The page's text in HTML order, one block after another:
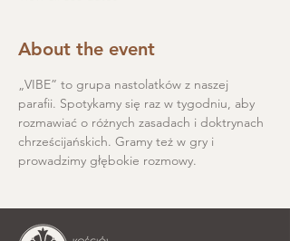
About the event
„VIBE” to grupa nastolatków z naszej
parafii. Spotykamy się raz w tygodniu, aby
rozmawiać o różnych zasadach i doktrynach
chrześcijańskich. Gramy też w gry i
prowadzimy głębokie rozmowy.